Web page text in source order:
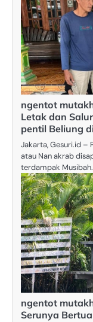
ngentot
Letak dan
pentil Beliung
Jakarta, Gesuri.id –
atau Nan akrab
terdampak
ngentot
Serunya